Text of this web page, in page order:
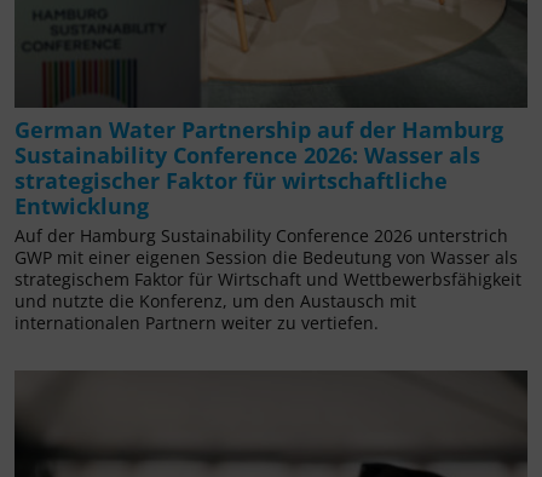
German Water Partnership auf der Hamburg
Sustainability Conference 2026: Wasser als
strategischer Faktor für wirtschaftliche
Entwicklung
Auf der Hamburg Sustainability Conference 2026 unterstrich
GWP mit einer eigenen Session die Bedeutung von Wasser als
strategischem Faktor für Wirtschaft und Wettbewerbsfähigkeit
und nutzte die Konferenz, um den Austausch mit
internationalen Partnern weiter zu vertiefen.